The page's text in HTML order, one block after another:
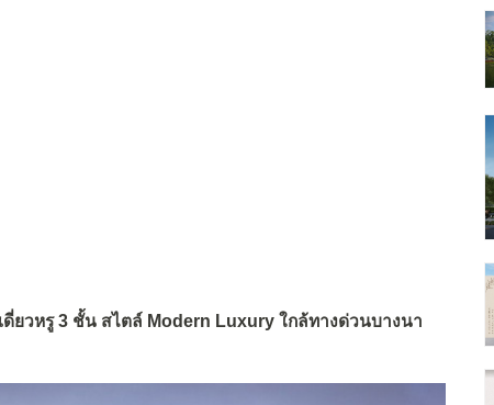
ดี่ยวหรู 3 ชั้น สไตล์ Modern Luxury ใกล้ทางด่วนบางนา